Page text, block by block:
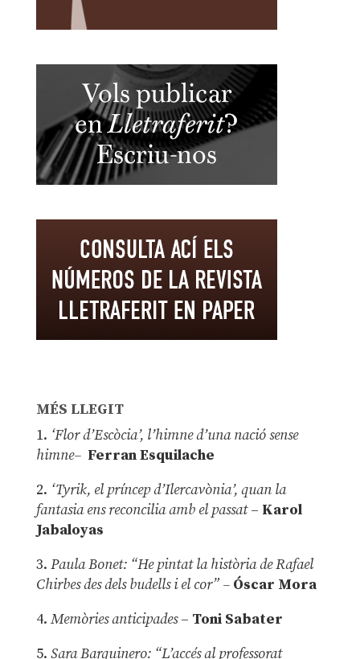
MÉS LLEGIT
1. ‘Flor d’Escòcia’, l’himne d’una nació sense
himne– Ferran Esquilache
2. ‘Tyrik, el príncep d’Ilercavònia’, quan la
fantasia ens reconcilia amb el passat– Karol
Jabaloyas
3. Paula Bonet: “He pintat la història de Rafael
Chirbes des dels budells i el cor” –Óscar Mora
4. Memòries anticipades– Toni Sabater
5. Sara Barquinero: “L’accés al professorat